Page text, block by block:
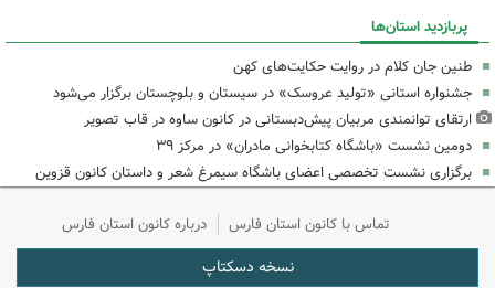
پربازدید استان‌ها
طنین جان کلام در روایت حکایت‌های کهن
جشنواره استانی «تولید عروسک» در سیستان و بلوچستان برگزار می‌شود
ارتقای توانمندی مربیان پیش‌دبستانی در کانون ساوه در قاب تصویر
دومین نشست «باشگاه کتابخوانی مادران» در مرکز ۳۹
برگزاری نشست تخصصی اعضای باشگاه سیمرغ شعر و داستان کانون قزوین
تماس با کانون استان فارس درباره کانون استان فارس
نسخه دسکتاپ